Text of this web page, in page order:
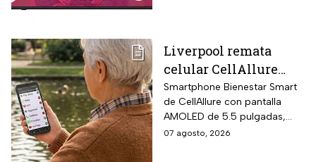
Liverpool remata
celular CellAllure
Smart AMOLED 5.5
pulgadas con botón
SOS, ideal para adultos
mayores: rebaja de 55%
Smartphone Bienestar Smart
de CellAllure con pantalla
AMOLED de 5.5 pulgadas,
sistema operativo Android 13
07 agosto, 2026